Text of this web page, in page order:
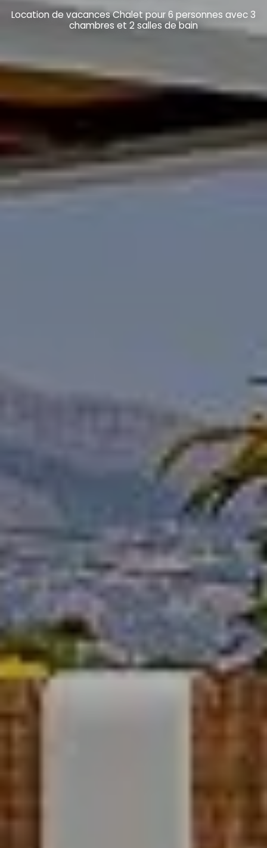
Location de vacances Chalet pour 6 personnes avec 3
chambres et 2 salles de bain